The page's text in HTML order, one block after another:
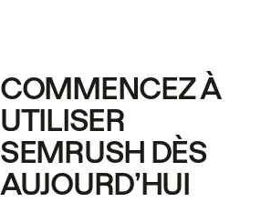
COMMENCEZ À
UTILISER
SEMRUSH DÈS
AUJOURD’HUI